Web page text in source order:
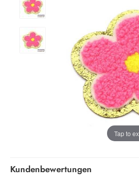
Tap to
Kundenbewertungen